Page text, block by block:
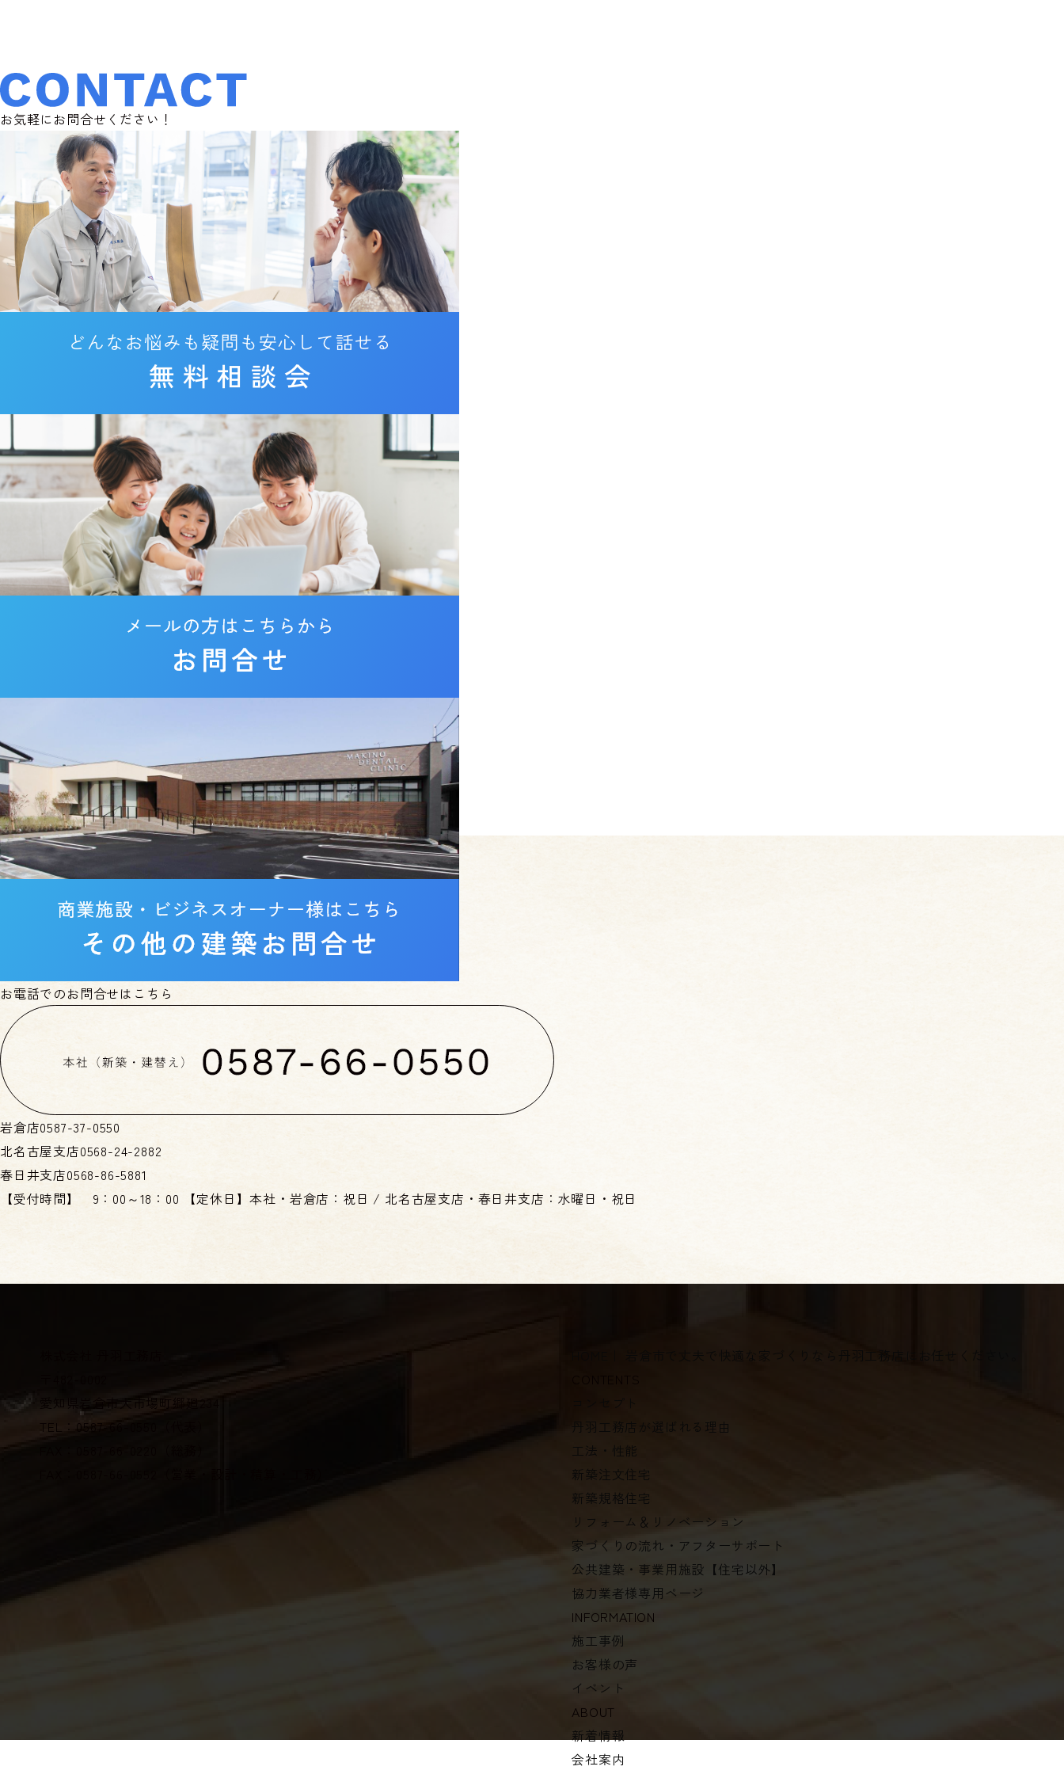
お気軽にお問合せください！
お電話でのお問合せはこちら
岩倉店0587-37-0550
北名古屋支店0568-24-2882
春日井支店0568-86-5881
【受付時間】
9：00～18：00 【定休日】本社・岩倉店：祝日 / 北名古屋支店・春日井支店：水曜日・祝日
愛知県岩倉市大市場町郷廻234
TEL：0587-66-0550（代表）
｜ 岩倉市で丈夫で快適な家づくりなら丹羽工務店にお任せください。
丹羽工務店が選ばれる理由
工法・性能
新築注文住宅
新築規格住宅
リフォーム＆リノベーション
家づくりの流れ・アフターサポート
公共建築・事業用施設【住宅以外】
協力業者様専用ページ
INFORMATION
施工事例
お客様の声
イベント
ABOUT
新着情報
会社案内